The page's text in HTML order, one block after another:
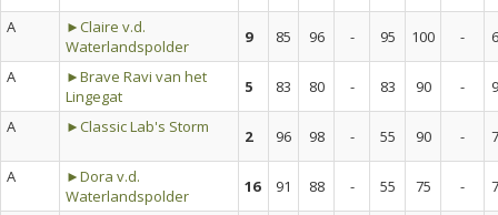
A
►Claire v.d.
Waterlandspolder
9 85 96 - 95 100 -
A
►Brave Ravi van het
Lingegat
5 83 80 - 83 90 -
A
►Classic Lab's Storm 2 96 98 - 55 90 -
A
►Dora v.d.
Waterlandspolder
16 91 88 - 55 75 -